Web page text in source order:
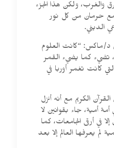
والغرب، ولكن هذا الجزء
مع حرمان من كل نور
الديني.
د/ماكس: “كانت العلوم
تضيء كما يضيء القمر
كانت تغمر أوربا في
الكريم مع أنه أنزل
أمية، جاء بقوانين لا
في أرقى الجامعات، كما
لم يعرفها العالم إلا بعد